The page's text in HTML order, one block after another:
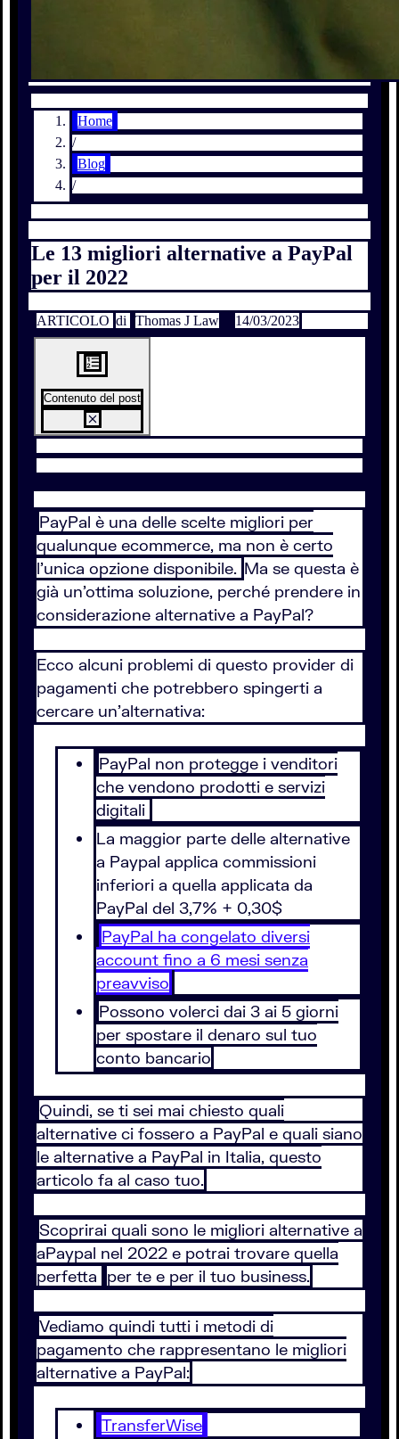
Home
/
Blog
/
Le 13 migliori alternative a PayPal
per il 2022
ARTICOLO di Thomas J Law 14/03/2023
Contenuto del post
PayPal è una delle scelte migliori per
qualunque ecommerce, ma non è certo
l’unica opzione disponibile. Ma se questa è
già un’ottima soluzione, perché prendere in
considerazione alternative a PayPal?
Ecco alcuni problemi di questo provider di
pagamenti che potrebbero spingerti a
cercare un’alternativa:
PayPal non protegge i venditori
che vendono prodotti e servizi
digitali
La maggior parte delle alternative
a Paypal applica commissioni
inferiori a quella applicata da
PayPal del 3,7% + 0,30$
PayPal ha congelato diversi
account fino a 6 mesi senza
preavviso
Possono volerci dai 3 ai 5 giorni
per spostare il denaro sul tuo
conto bancario
Quindi, se ti sei mai chiesto quali
alternative ci fossero a PayPal e quali siano
le alternative a PayPal in Italia, questo
articolo fa al caso tuo.
Scoprirai quali sono le migliori alternative a
aPaypal nel 2022 e potrai trovare quella
perfetta per te e per il tuo business.
Vediamo quindi tutti i metodi di
pagamento che rappresentano le migliori
alternative a PayPal:
TransferWise